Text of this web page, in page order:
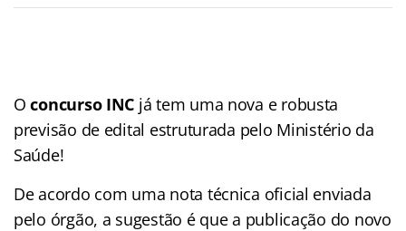
Oconcurso INC já tem uma nova e robusta
previsão de edital estruturada pelo Ministério da
Saúde!
De acordo com uma nota técnica oficial enviada
pelo órgão, a sugestão é que a publicação do novo